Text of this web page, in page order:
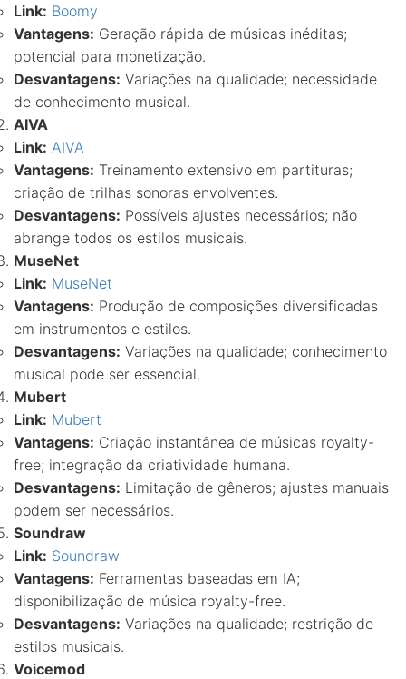
Link: Boomy
Vantagens: Geração rápida de músicas inéditas;
potencial para monetização.
Desvantagens: Variações na qualidade; necessidade
de conhecimento musical.
AIVA
Link: AIVA
Vantagens: Treinamento extensivo em partituras;
criação de trilhas sonoras envolventes.
Desvantagens: Possíveis ajustes necessários; não
abrange todos os estilos musicais.
MuseNet
Link: MuseNet
Vantagens: Produção de composições diversificadas
em instrumentos e estilos.
Desvantagens: Variações na qualidade; conhecimento
musical pode ser essencial.
Mubert
Link: Mubert
Vantagens: Criação instantânea de músicas royalty-
free; integração da criatividade humana.
Desvantagens: Limitação de gêneros; ajustes manuais
podem ser necessários.
Soundraw
Link: Soundraw
Vantagens: Ferramentas baseadas em IA;
disponibilização de música royalty-free.
Desvantagens: Variações na qualidade; restrição de
estilos musicais.
Voicemod